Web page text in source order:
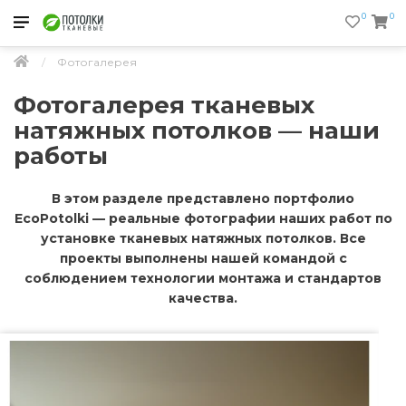
0
0
Фотогалерея
Фотогалерея тканевых
натяжных потолков — наши
работы
В этом разделе представлено портфолио
EcoPotolki — реальные фотографии наших работ по
установке тканевых натяжных потолков. Все
проекты выполнены нашей командой с
соблюдением технологии монтажа и стандартов
качества.